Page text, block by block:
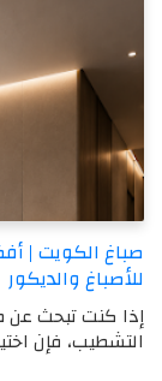
صباغ الكويت |
للأصباغ والديكور
إذا كنت تبحث عن
التشطيب، فإن